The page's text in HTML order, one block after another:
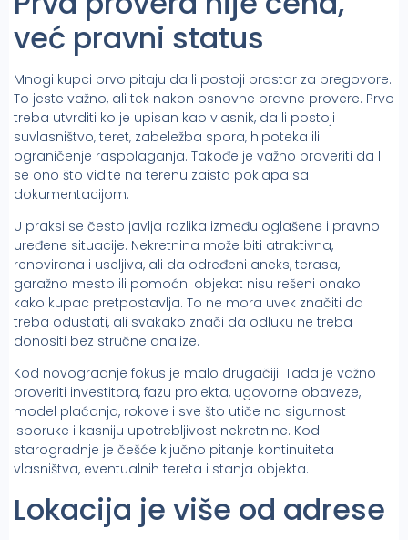
već pravni status
Mnogi kupci prvo pitaju da li postoji prostor za pregovore.
To jeste važno, ali tek nakon osnovne pravne provere. Prvo
treba utvrditi ko je upisan kao vlasnik, da li postoji
suvlasništvo, teret, zabeležba spora, hipoteka ili
ograničenje raspolaganja. Takođe je važno proveriti da li
se ono što vidite na terenu zaista poklapa sa
dokumentacijom.
U praksi se često javlja razlika između oglašene i pravno
uređene situacije. Nekretnina može biti atraktivna,
renovirana i useljiva, ali da određeni aneks, terasa,
garažno mesto ili pomoćni objekat nisu rešeni onako
kako kupac pretpostavlja. To ne mora uvek značiti da
treba odustati, ali svakako znači da odluku ne treba
donositi bez stručne analize.
Kod novogradnje fokus je malo drugačiji. Tada je važno
proveriti investitora, fazu projekta, ugovorne obaveze,
model plaćanja, rokove i sve što utiče na sigurnost
isporuke i kasniju upotrebljivost nekretnine. Kod
starogradnje je češće ključno pitanje kontinuiteta
vlasništva, eventualnih tereta i stanja objekta.
Lokacija je više od adrese